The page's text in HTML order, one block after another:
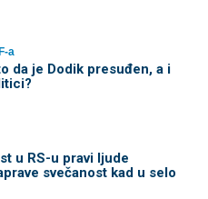
a
da je Dodik presuđen, a i
u RS-u pravi ljude
svečanost kad u selo